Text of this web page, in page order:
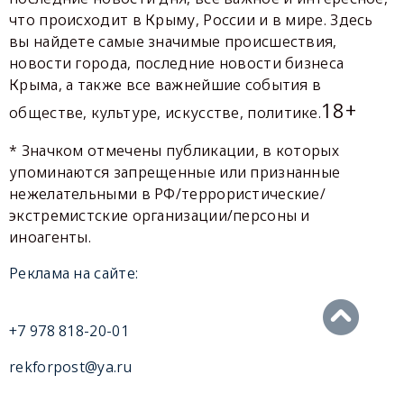
что происходит в Крыму, России и в мире. Здесь
вы найдете самые значимые происшествия,
новости города, последние новости бизнеса
Крыма, а также все важнейшие события в
обществе, культуре, искусстве, политике.18+
* Значком отмечены публикации, в которых
упоминаются запрещенные или признанные
нежелательными в РФ/террористические/
экстремистские организации/персоны и
иноагенты.
Реклама на сайте:
+7 978 818-20-01
rekforpost@ya.ru